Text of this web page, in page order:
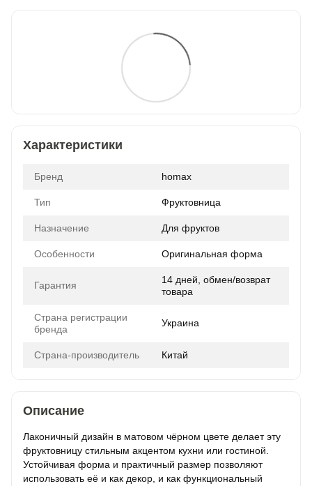
Характеристики
Бренд homax
Тип Фруктовница
Назначение Для фруктов
Особенности Оригинальная форма
Гарантия
14 дней, обмен/возврат
товара
Страна регистрации
бренда
Украина
Страна-производитель Китай
Описание
Лаконичный дизайн в матовом чёрном цвете делает эту
фруктовницу стильным акцентом кухни или гостиной.
Устойчивая форма и практичный размер позволяют
использовать её и как декор, и как функциональный